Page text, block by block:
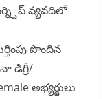
వ్యవదిలో
పొందిన
డిగ్రీ/
అభ్యర్థులు